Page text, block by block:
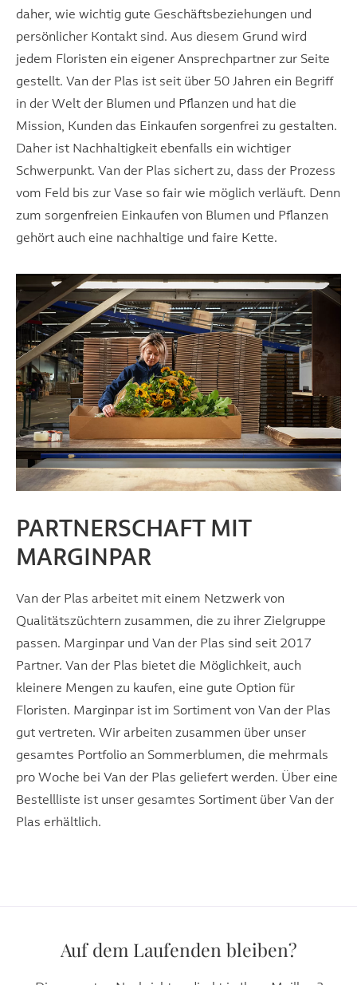
daher, wie wichtig gute Geschäftsbeziehungen und
persönlicher Kontakt sind. Aus diesem Grund wird
jedem Floristen ein eigener Ansprechpartner zur Seite
gestellt. Van der Plas ist seit über 50 Jahren ein Begriff
in der Welt der Blumen und Pflanzen und hat die
Mission, Kunden das Einkaufen sorgenfrei zu gestalten.
Daher ist Nachhaltigkeit ebenfalls ein wichtiger
Schwerpunkt. Van der Plas sichert zu, dass der Prozess
vom Feld bis zur Vase so fair wie möglich verläuft. Denn
zum sorgenfreien Einkaufen von Blumen und Pflanzen
gehört auch eine nachhaltige und faire Kette.
PARTNERSCHAFT MIT
MARGINPAR
Van der Plas arbeitet mit einem Netzwerk von
Qualitätszüchtern zusammen, die zu ihrer Zielgruppe
passen. Marginpar und Van der Plas sind seit 2017
Partner. Van der Plas bietet die Möglichkeit, auch
kleinere Mengen zu kaufen, eine gute Option für
Floristen. Marginpar ist im Sortiment von Van der Plas
gut vertreten. Wir arbeiten zusammen über unser
gesamtes Portfolio an Sommerblumen, die mehrmals
pro Woche bei Van der Plas geliefert werden. Über eine
Bestellliste ist unser gesamtes Sortiment über Van der
Plas erhältlich.
Auf dem Laufenden bleiben?